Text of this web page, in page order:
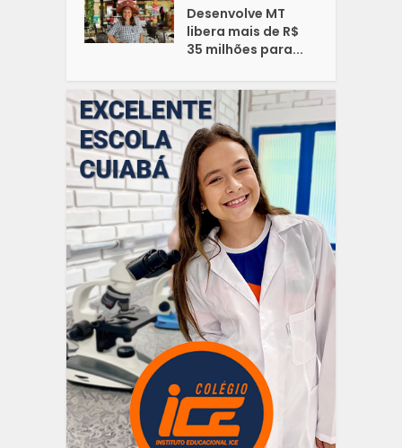
Desenvolve MT
libera mais de R$
35 milhões para...